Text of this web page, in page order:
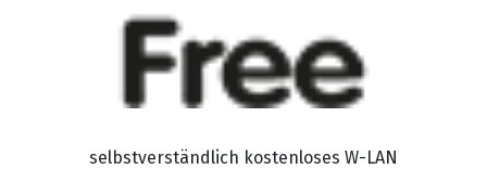
selbstverständlich kostenloses W-LAN